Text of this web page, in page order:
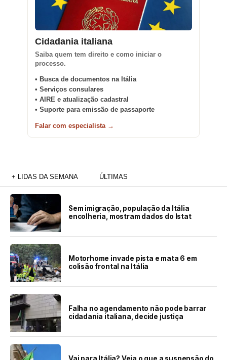
Cidadania italiana
Saiba quem tem direito e como iniciar o
processo.
• Busca de documentos na Itália
• Serviços consulares
• AIRE e atualização cadastral
• Suporte para emissão de passaporte
Falar com especialista →
+ LIDAS DA SEMANA ÚLTIMAS
Sem imigração, população da Itália
encolheria, mostram dados do Istat
Motorhome invade pista e mata 6 em
colisão frontal na Itália
Falha no agendamento não pode barrar
cidadania italiana, decide justiça
Vai para Itália? Veja o que a suspensão do